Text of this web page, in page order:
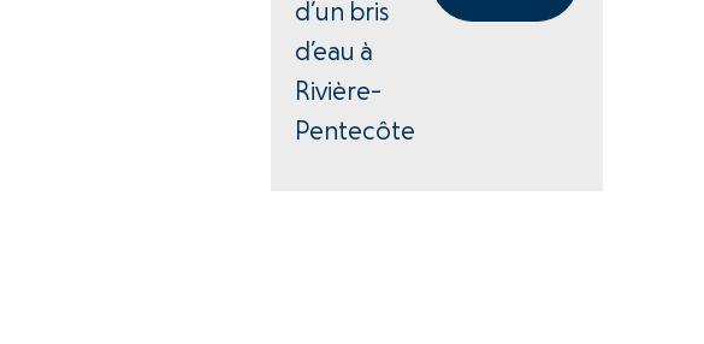
d’un bris
d’eau à
Rivière-
Pentecôte